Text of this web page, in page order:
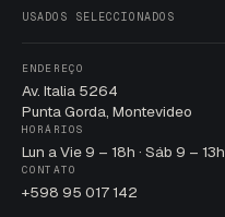
USADOS SELECCIONADOS
ENDEREÇO
Av. Italia 5264
Punta Gorda, Montevideo
HORÁRIOS
Lun a Vie 9 – 18h · Sáb 9 – 13h
CONTATO
+598 95 017 142